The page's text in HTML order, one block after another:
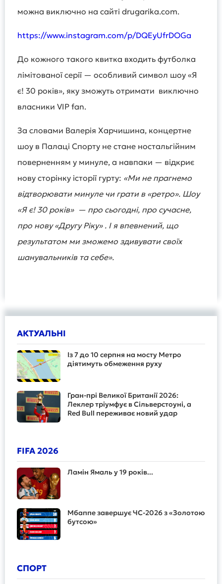
можна виключно на сайті drugarika.com.
https://www.instagram.com/p/DQEyUfrDOGa
До кожного такого квитка входить футболка
лімітованої серії — особливий символ шоу «Я
є! 30 років», яку зможуть отримати виключно
власники VIP fan.
За словами Валерія Харчишина, концертне
шоу в Палаці Спорту не стане ностальгійним
поверненням у минуле, а навпаки — відкриє
нову сторінку історії гурту: «Ми не прагнемо
відтворювати минуле чи грати в «ретро». Шоу
«Я є! 30 років» — про сьогодні, про сучасне,
про нову «Другу Ріку» . І я впевнений, що
результатом ми зможемо здивувати своїх
шанувальників та себе».
АКТУАЛЬНІ
Із 7 до 10 серпня на мосту Метро
діятимуть обмеження руху
Гран-прі Великої Британії 2026:
Леклер тріумфує в Сільверстоуні, а
Red Bull переживає новий удар
FIFA 2026
Ламін Ямаль у 19 років...
Мбаппе завершує ЧС-2026 з «Золотою
бутсою»
СПОРТ